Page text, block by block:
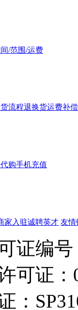
/范围/运费
流程退换货运费补
购手机充值
家入驻诚聘英才 友情
证编
可证：
：